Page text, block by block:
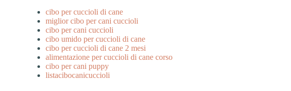
cibo per cuccioli di cane
miglior cibo per cani cuccioli
cibo per cani cuccioli
cibo umido per cuccioli di cane
cibo per cuccioli di cane 2 mesi
alimentazione per cuccioli di cane corso
cibo per cani puppy
listacibocanicuccioli